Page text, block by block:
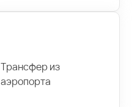
Трансфер из
аэропорта